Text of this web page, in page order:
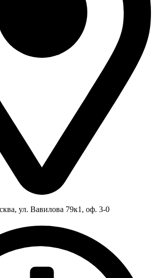
ул. Вавилова 79к1, оф. 3-0